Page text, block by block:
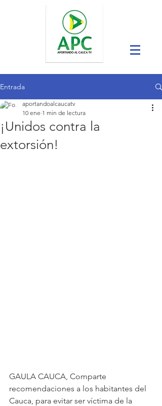
Entrada
¡Unidos contra la
extorsión!
aportandoalcaucatv
10 ene 1 min de lectura
GAULA CAUCA, Comparte
recomendaciones a los habitantes del
Cauca, para evitar ser víctima de la